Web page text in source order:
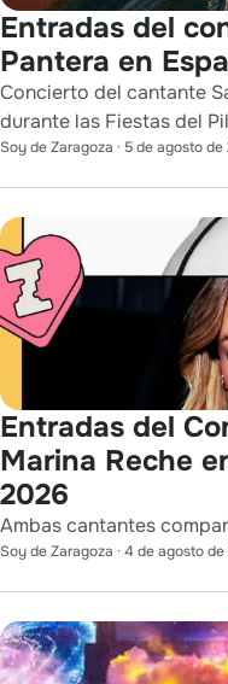
Entradas del
Pantera en
Concierto del cantante
durante las Fiestas del
Soy de Zaragoza · 5 de agosto de
Entradas del
Marina Reche
2026
Ambas cantantes
Soy de Zaragoza · 4 de agosto